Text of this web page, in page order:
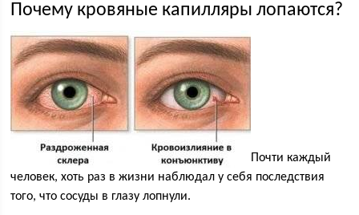
Почему кровяные капилляры лопаются?
Почти каждый
человек, хоть раз в жизни наблюдал у себя последствия
того, что сосуды в глазу лопнули.